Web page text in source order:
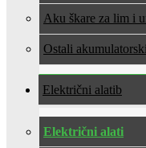
Aku škare za lim i
Ostali
Električni alati
Električni alati